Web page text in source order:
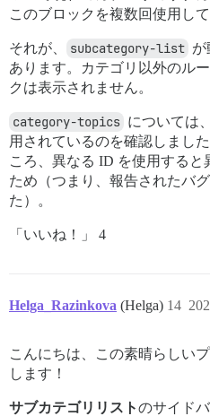
このブロックを複数回使用し
それが、 subcategory-list が
あります。カテゴリ以外のル
クは表示されません。
category-topics については
用されているのを確認しまし
ころ、異なる ID を使用する
ため（つまり、報告されたバ
た）。
「いいね！」 4
Helga_Razinkova (Helga) 14
こんにちは、この素晴らしい
します！
サブカテゴリリストのサイド